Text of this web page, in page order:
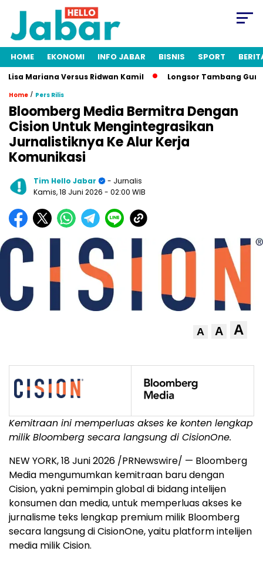
HOME EKONOMI INFO JABAR BISNIS SPORT
Mariana Versus Ridwan Kamil Longsor Tambang Gunung
Home / Pers Rilis
Bloomberg Media Bermitra Dengan
Cision Untuk Mengintegrasikan
Jurnalistiknya Ke Alur Kerja
Komunikasi
Tim Hello Jabar
- Jurnalis
Kamis, 18 Juni 2026 - 02:00 WIB
A A A
Kemitraan ini memperluas akses ke konten lengkap
milik Bloomberg secara langsung di CisionOne.
NEW YORK,18 Juni 2026 /PRNewswire/ — Bloomberg
Media mengumumkan kemitraan baru dengan
Cision, yakni pemimpin global di bidang intelijen
konsumen dan media, untuk memperluas akses ke
jurnalisme teks lengkap premium milik Bloomberg
secara langsung di CisionOne, yaitu platform intelijen
media milik Cision.